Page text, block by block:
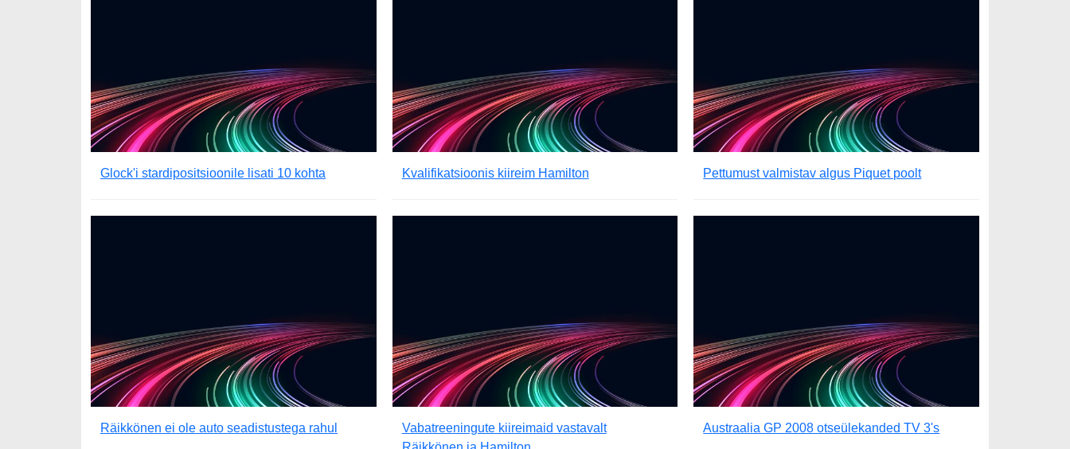
Glock'i stardipositsioonile lisati 10 kohta Kvalifikatsioonis kiireim Hamilton Pettumust valmistav algus Piquet poolt
Räikkönen ei ole auto seadistustega rahul
Vabatreeningute kiireimaid vastavalt
Austraalia GP 2008 otseülekanded TV 3's